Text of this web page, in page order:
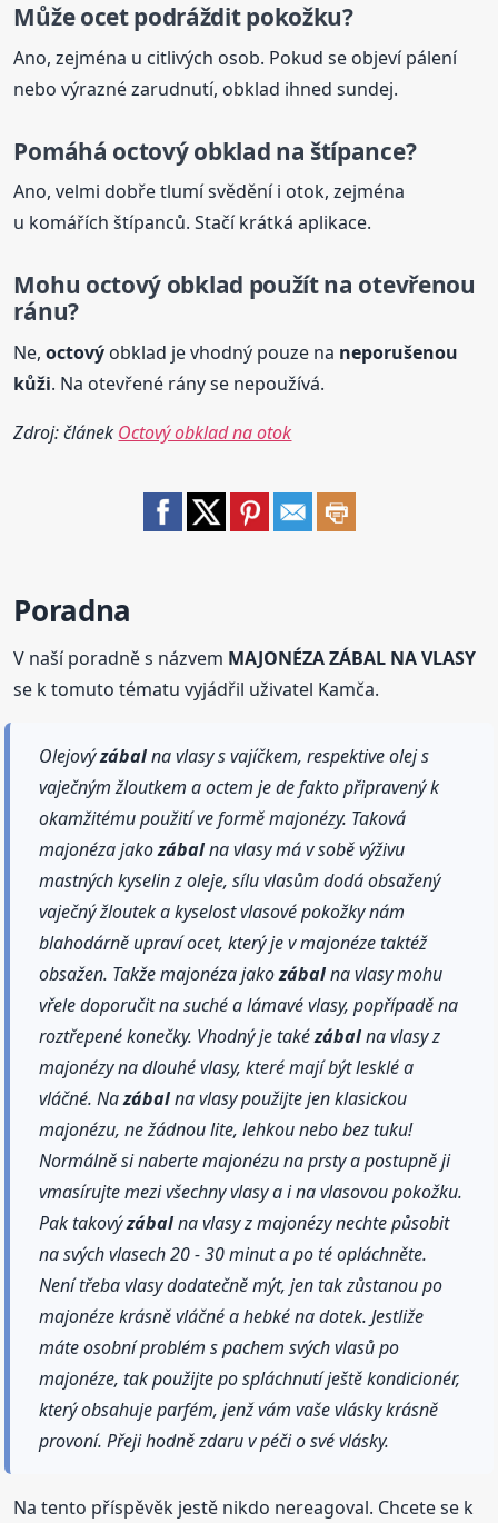
Může ocet podráždit pokožku?
Ano, zejména u citlivých osob. Pokud se objeví pálení
nebo výrazné zarudnutí, obklad ihned sundej.
Pomáhá octovýobklad na štípance?
Ano, velmi dobře tlumí svědění i otok, zejména
u komářích štípanců. Stačí krátká aplikace.
Mohu octový obklad použít na otevřenou
ránu?
Ne,octový obklad je vhodný pouze na neporušenou
kůži. Na otevřené rány se nepoužívá.
Zdroj: článek Octový obklad na otok
Poradna
V naší poradně s názvem MAJONÉZA ZÁBAL NA VLASY
se k tomuto tématu vyjádřil uživatel Kamča.
Olejovýzábalna vlasy s vajíčkem, respektive olej s
vaječným žloutkem a octem je de fakto připravený k
okamžitému použití ve formě majonézy. Taková
majonéza jakozábalna vlasy má v sobě výživu
mastných kyselin z oleje, sílu vlasům dodá obsažený
vaječný žloutek a kyselost vlasové pokožky nám
blahodárně upraví ocet, který je v majonéze taktéž
obsažen. Takže majonéza jakozábalna vlasy mohu
vřele doporučit na suché a lámavé vlasy, popřípadě na
roztřepené konečky. Vhodný je takézábalna vlasy z
majonézy na dlouhé vlasy, které mají být lesklé a
vláčné. Nazábalna vlasy použijte jen klasickou
majonézu, ne žádnou lite, lehkou nebo bez tuku!
Normálně si naberte majonézu na prsty a postupně ji
vmasírujte mezi všechny vlasy a i na vlasovou pokožku.
Pak takovýzábalna vlasy z majonézy nechte působit
na svých vlasech 20 - 30 minut a po té opláchněte.
Není třeba vlasy dodatečně mýt, jen tak zůstanou po
majonéze krásně vláčné a hebké na dotek. Jestliže
máte osobní problém s pachem svých vlasů po
majonéze, tak použijte po spláchnutí ještě kondicionér,
který obsahuje parfém, jenž vám vaše vlásky krásně
provoní. Přeji hodně zdaru v péči o své vlásky.
Na tento příspěvěk jestě nikdo nereagoval. Chcete se k